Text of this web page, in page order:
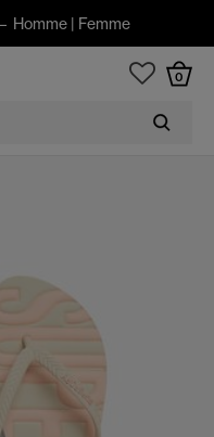
Homme| Femme
0